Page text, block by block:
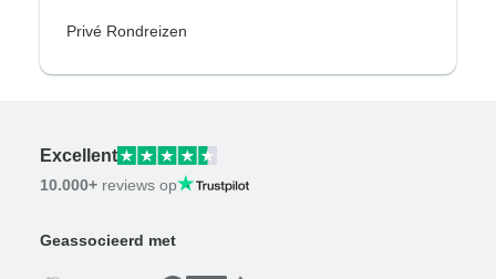
Privé Rondreizen
Excellent
10.000+ reviews op
Geassocieerd met